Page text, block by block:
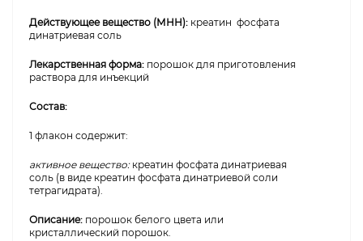
Действующее вещество (МНН): креатин фосфата
динатриевая соль
Лекарственная форма: порошок для приготовления
раствора для инъекций
Состав:
1 флакон содержит:
активное вещество: креатин фосфата динатриевая
соль (в виде креатин фосфата динатриевой соли
тетрагидрата).
Описание: порошок белого цвета или
кристаллический порошок.